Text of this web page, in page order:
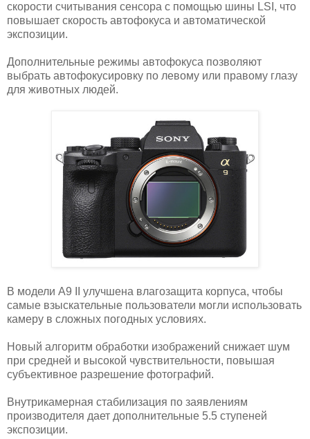
скорости считывания сенсора с помощью шины LSI, что
повышает скорость автофокуса и автоматической
экспозиции.
Дополнительные режимы автофокуса позволяют
выбрать автофокусировку по левому или правому глазу
для животных людей.
В модели A9 II улучшена влагозащита корпуса, чтобы
самые взыскательные пользователи могли использовать
камеру в сложных погодных условиях.
Новый алгоритм обработки изображений снижает шум
при средней и высокой чувствительности, повышая
субъективное разрешение фотографий.
Внутрикамерная стабилизация по заявлениям
производителя дает дополнительные 5.5 ступеней
экспозиции.